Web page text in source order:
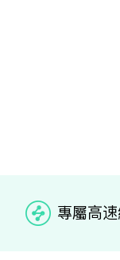
专属高